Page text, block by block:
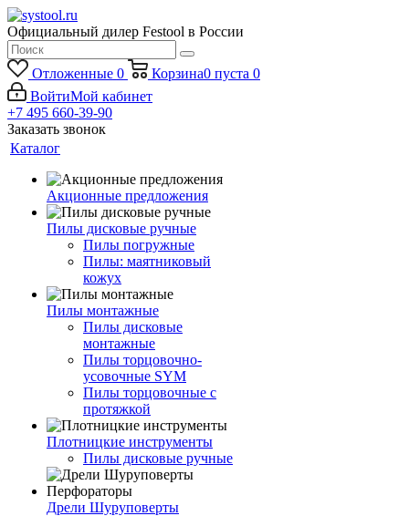
Официальный дилер Festool в России
Отложенные 0 Корзина0 пуста 0
ВойтиМой кабинет
+7 495 660-39-90
Заказать звонок
Каталог
Акционные предложения
Пилы дисковые ручные
Пилы погружные
Пилы: маятниковый
кожух
Пилы монтажные
Пилы дисковые
монтажные
Пилы торцовочно-
усовочные SYM
Пилы торцовочные с
протяжкой
Плотницкие инструменты
Пилы дисковые ручные
Дрели Шуруповерты